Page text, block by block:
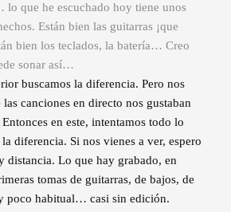
que he escuchado hoy tiene unos
Están bien las guitarras ¡que
bien los teclados, la batería… Creo
sonar así…
buscamos la diferencia. Pero nos
canciones en directo nos gustaban
en este, intentamos todo lo
diferencia. Si nos vienes a ver, espero
distancia. Lo que hay grabado, en
tomas de guitarras, de bajos, de
poco habitual… casi sin edición.